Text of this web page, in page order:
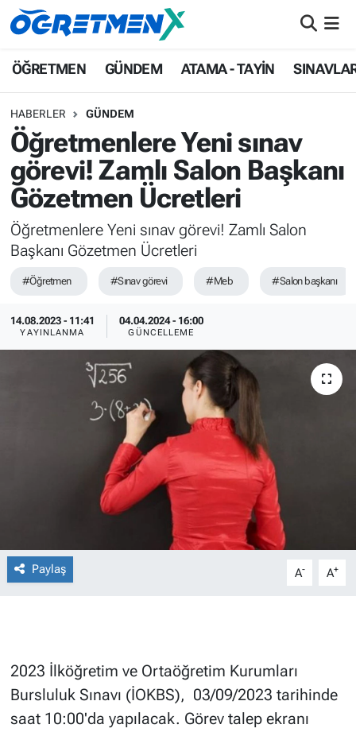
ÖĞRETMEN GÜNDEM ATAMA - TAYİN
HABERLER GÜNDEM
Öğretmenlere Yeni sınav
görevi! Zamlı Salon Başkanı
Gözetmen Ücretleri
Öğretmenlere Yeni sınav görevi! Zamlı Salon
Başkanı Gözetmen Ücretleri
#Öğretmen #Sınav görevi #Meb #Salon başkanı
14.08.2023 - 11:41
YAYINLANMA
04.04.2024 - 16:00
GÜNCELLEME
Paylaş A- A+
2023 İlköğretim ve Ortaöğretim Kurumları
Bursluluk Sınavı (İOKBS), 03/09/2023 tarihinde
saat 10:00'da yapılacak. Görev talep ekranı
ÖĞRETMEN
ATAMA - TAYİN
SINAVLAR
HAYATIN İÇİNDEN
İstanbul Nöbetçi Eczaneler
İstanbul Namaz Vakitleri
İstanbul Trafik Yoğunluk Haritası
Süper Lig Puan Durumu ve Fikstür